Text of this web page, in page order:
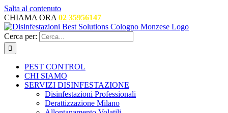
Salta al contenuto
CHIAMA ORA 02 35956147
Cerca per:
PEST CONTROL
CHI SIAMO
SERVIZI DISINFESTAZIONE
Disinfestazioni Professionali
Derattizzazione Milano